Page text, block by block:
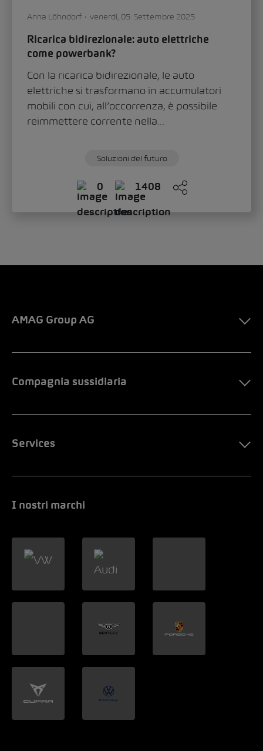
Anna Löhndorf venerdì, 05. Settembre 2025
Ricarica bidirezionale: auto elettriche
come powerbank?
Con la ricarica bidirezionale, le auto
elettriche si trasformano in accumulatori
mobili con cui, all’occorrenza, è possibile
reimmettere corrente nella...
Soluzioni del futuro
1408
AMAG Group AG
Compagnia sussidiaria
Services
I nostri marchi